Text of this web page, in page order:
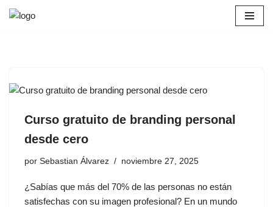
Curso gratuito de branding personal
desde cero
por Sebastian Álvarez noviembre 27, 2025
¿Sabías que más del 70% de las personas no están
satisfechas con su imagen profesional? En un mundo